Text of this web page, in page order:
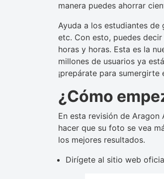
manera puedes ahorrar
Ayuda a los estudiantes
etc. Con esto, puedes
horas y horas. Esta es la
millones de usuarios ya
¡prepárate para
¿Cómo
En esta revisión de
hacer que su foto se vea
los mejores resultados.
Dirígete al sitio web